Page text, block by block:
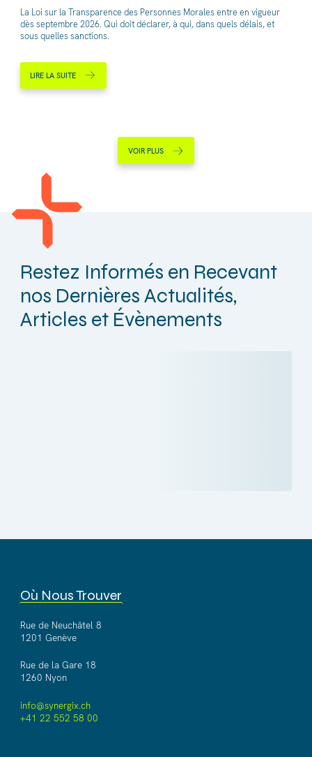
La Loi sur la Transparence des Personnes Morales entre en vigueur
dès septembre 2026. Qui doit déclarer, à qui, dans quels délais, et
sous quelles sanctions.
LIRE LA SUITE
VOIR PLUS
Restez Informés en Recevant
nos Dernières Actualités,
Articles et Évènements
Où Nous Trouver
Rue de Neuchâtel 8
1201 Genève
Rue de la Gare 18
1260 Nyon
info@synergix.ch
+41 22 552 58 00